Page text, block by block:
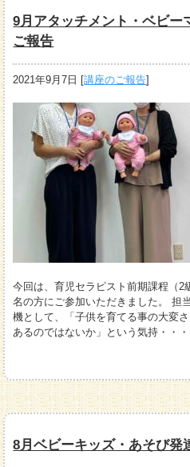
9月アタッチメント・ベビー
ご報告
2021年9月7日 [講座のご報告]
今回は、育児セラピスト前期課程（2
名の方にご参加いただきました。 担
機として、「子供を育てる事の大変
あるのではないか」という気持・・・
8月ベビーキッズ・あそび発